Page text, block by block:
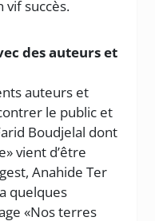
vif succès.
des auteurs et
auteurs et
le public et
Boudjelal dont
vient d’être
Anahide Ter
quelques
«Nos terres